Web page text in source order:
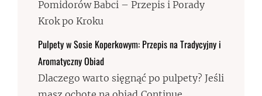
Pomidorów Babci – Przepis i Porady
Krok po Kroku
Pulpety w Sosie Koperkowym: Przepis na Tradycyjny i
Aromatyczny Obiad
Dlaczego warto sięgnąć po pulpety? Jeśli